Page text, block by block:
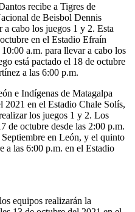
recibe a Tigres de
de Beisbol Dennis
cabo los juegos 1 y 2. Esta
en el Estadio Efraín
a.m. para llevar a cabo los
está pactado el 18 de octubre
a las 6:00 p.m.
e Indígenas de Matagalpa
2021 en el Estadio Chale Solís,
los juegos 1 y 2. Los
de octubre desde las 2:00 p.m.
en León, y el quinto
a las 6:00 p.m. en el Estadio
equipos realizarán la